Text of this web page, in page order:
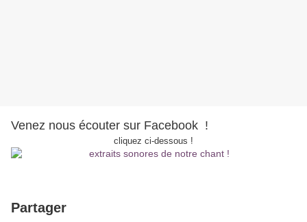
Venez nous écouter sur Facebook !
cliquez ci-dessous !
Partager